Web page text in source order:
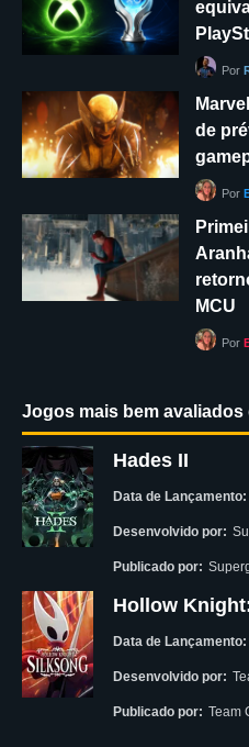
Por
de
Por
MCU
Por
Jogos mais bem avaliados
Hades II
Data de Lançamento:
Desenvolvido por:
Publicado por:
Hollow
Data de Lançamento:
Desenvolvido por:
Publicado por: Team